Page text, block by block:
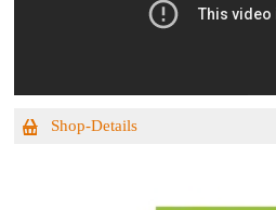
Shop-Details